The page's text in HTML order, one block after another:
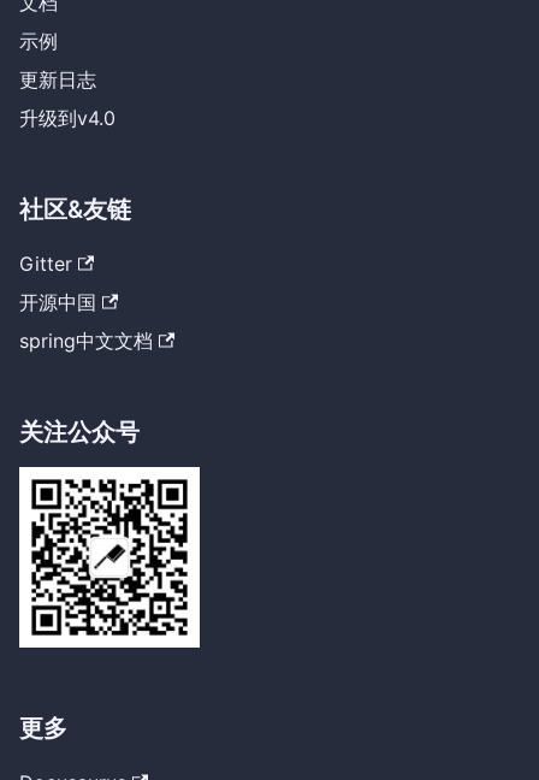
示例
更新日志
升级到v4.0
社区&友链
Gitter
开源中国
spring中文文档
关注公众号
更多